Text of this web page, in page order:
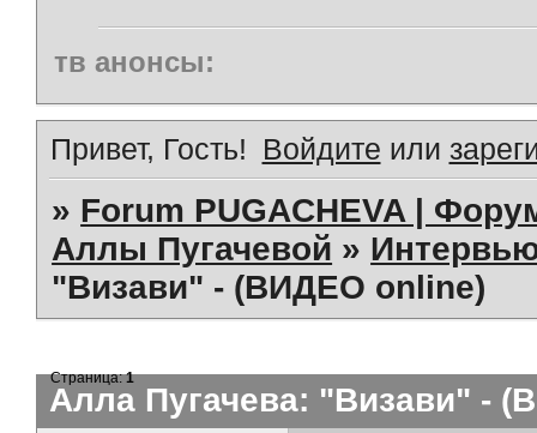
тв анонсы:
Привет, Гость! Войдите или
» Forum PUGACHEVA |
Аллы Пугачевой »
"Визави" - (ВИДЕО online)
Алла Пугачева: "Визави" -
Страница:1